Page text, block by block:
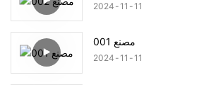
2024 11 11
مصنع 001
2024 11 11